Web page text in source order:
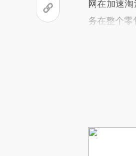
网在加速
务在整个零